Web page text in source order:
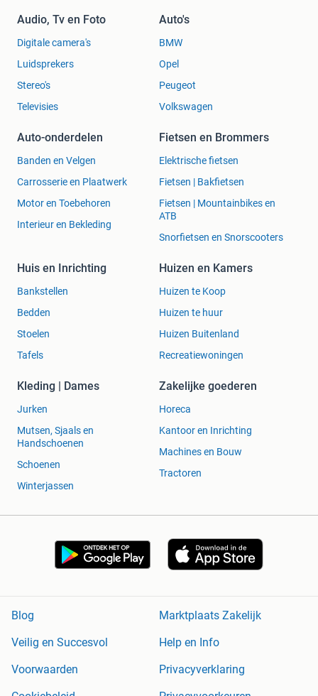
Audio, Tv en Foto
Digitale camera's
Luidsprekers
Stereo's
Televisies
Auto's
BMW
Opel
Peugeot
Volkswagen
Auto-onderdelen
Banden en Velgen
Carrosserie en Plaatwerk
Motor en Toebehoren
Interieur en Bekleding
Fietsen en Brommers
Elektrische fietsen
Fietsen | Bakfietsen
Fietsen | Mountainbikes en
ATB
Snorfietsen en Snorscooters
Huis en Inrichting
Bankstellen
Bedden
Stoelen
Tafels
Huizen en Kamers
Huizen te Koop
Huizen te huur
Huizen Buitenland
Recreatiewoningen
Kleding | Dames
Jurken
Mutsen, Sjaals en
Handschoenen
Schoenen
Winterjassen
Zakelijke goederen
Horeca
Kantoor en Inrichting
Machines en Bouw
Tractoren
Blog
Marktplaats Zakelijk
Veilig en Succesvol
Help en Info
Voorwaarden
Privacyverklaring